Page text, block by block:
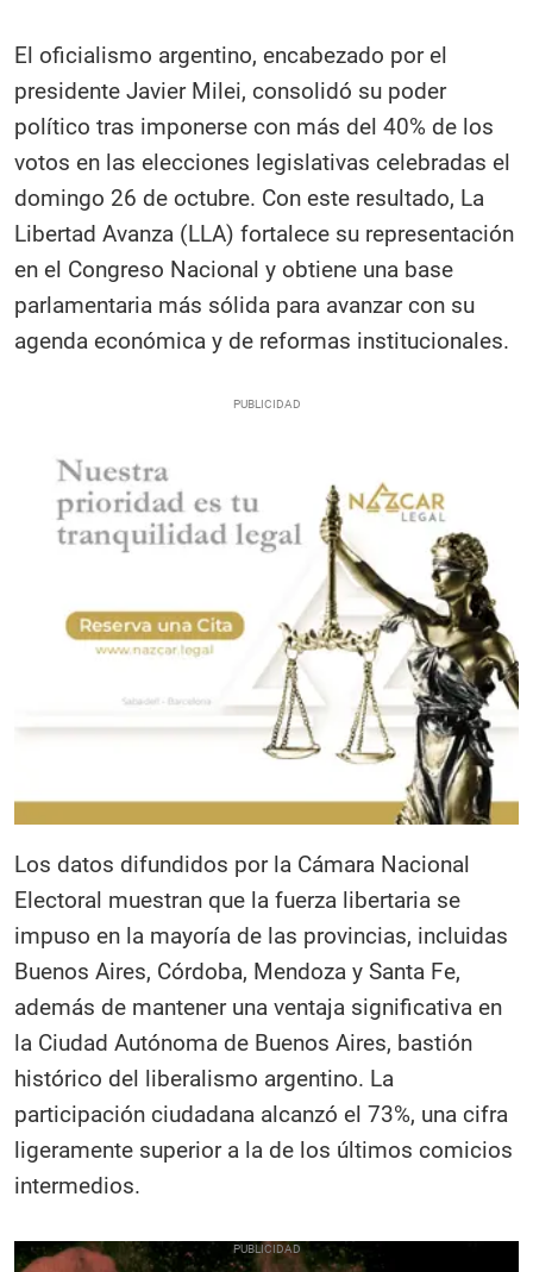
El oficialismo argentino, encabezado por el
presidente Javier Milei, consolidó su poder
político tras imponerse con más del 40% de los
votos en las elecciones legislativas celebradas el
domingo 26 de octubre. Con este resultado, La
Libertad Avanza (LLA) fortalece su representación
en el Congreso Nacional y obtiene una base
parlamentaria más sólida para avanzar con su
agenda económica y de reformas institucionales.
Los datos difundidos por la Cámara Nacional
Electoral muestran que la fuerza libertaria se
impuso en la mayoría de las provincias, incluidas
Buenos Aires, Córdoba, Mendoza y Santa Fe,
además de mantener una ventaja significativa en
la Ciudad Autónoma de Buenos Aires, bastión
histórico del liberalismo argentino. La
participación ciudadana alcanzó el 73%, una cifra
ligeramente superior a la de los últimos comicios
intermedios.